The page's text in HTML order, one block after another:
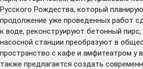
Русского Рождества, который
продолжение уже проведенных работ
к воде, реконструируют бетонный
насосной станции преобразуют в
пространство с кафе и амфитеатром у
также предлагается создать